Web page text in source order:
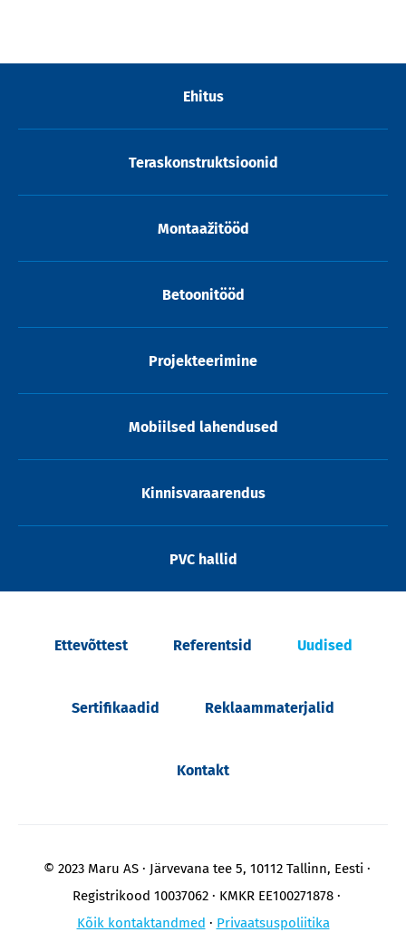
Ehitus
Teraskonstruktsioonid
Montaažitööd
Betoonitööd
Projekteerimine
Mobiilsed lahendused
Kinnisvaraarendus
PVC hallid
Ettevõttest Referentsid Uudised
Sertifikaadid Reklaammaterjalid
Kontakt
© 2023 Maru AS
Järvevana tee 5, 10112 Tallinn, Eesti
Registrikood 10037062
KMKR EE100271878
Kõik kontaktandmed
Privaatsuspoliitika